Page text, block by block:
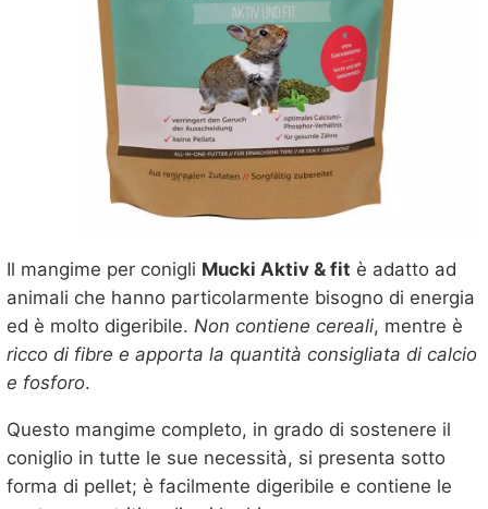
Il mangime per conigli Mucki Aktiv & fit è adatto ad
animali che hanno particolarmente bisogno di energia
ed è molto digeribile. Non contiene cereali, mentre è
ricco di fibre e apporta la quantità consigliata di calcio
e fosforo.
Questo mangime completo, in grado di sostenere il
coniglio in tutte le sue necessità, si presenta sotto
forma di pellet; è facilmente digeribile e contiene le